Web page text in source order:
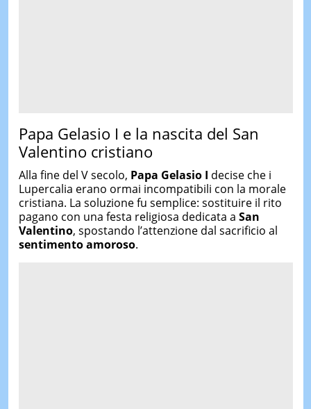
Papa Gelasio I e la nascita del San
Valentino cristiano
Alla fine del V secolo, Papa Gelasio I decise che i
Lupercalia erano ormai incompatibili con la morale
cristiana. La soluzione fu semplice: sostituire il rito
pagano con una festa religiosa dedicata a San
Valentino, spostando l’attenzione dal sacrificio al
sentimento amoroso.